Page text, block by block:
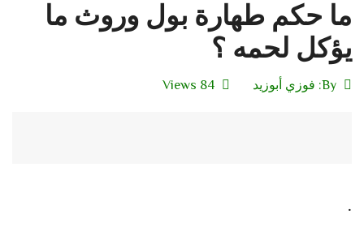
ما حكم طهارة بول وروث ما
يؤكل لحمه ؟
By: فوزي أبوزيد 84 Views
.